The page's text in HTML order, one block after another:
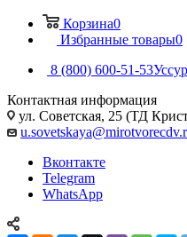
Корзина0
Избранные товары0
8 (800) 600-51-53
Контактная информация
ул. Советская, 25 (ТД
Вконтакте
Telegram
WhatsApp